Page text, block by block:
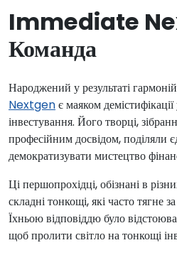
Immediate
Команда
Народжений у результаті
Nextgenє маяком
інвестування. Його творці,
професійним досвідом, поділяли
демократизувати мистецтво
Ці першопрохідці, обізнані в
складні тонкощі, які часто тягне
Їхньою відповіддю було
щоб пролити світло на тонкощі